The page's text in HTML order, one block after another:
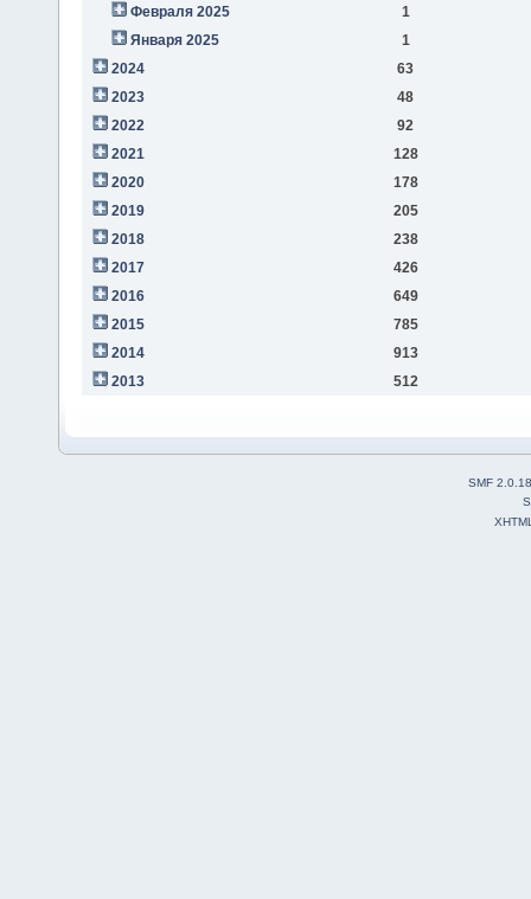
Февраля 2025
1
Января 2025
1
2024
63
2023
48
2022
92
2021
128
2020
178
2019
205
2018
238
2017
426
2016
649
2015
785
2014
913
2013
512
SMF 2.0.18